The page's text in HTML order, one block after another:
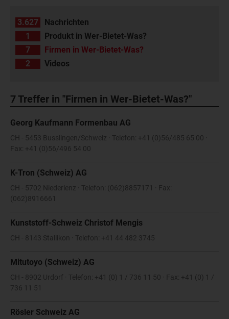
3.627
Nachrichten
1
Produkt in Wer-Bietet-Was?
7
Firmen in Wer-Bietet-Was?
2
Videos
7Treffer in "Firmen in Wer-Bietet-Was?"
Georg Kaufmann Formenbau AG
CH - 5453 Busslingen/Schweiz · Telefon: +41 (0)56/485 65 00 ·
Fax: +41 (0)56/496 54 00
K-Tron (Schweiz) AG
CH - 5702 Niederlenz · Telefon: (062)8857171 · Fax:
(062)8916661
Kunststoff-Schweiz Christof Mengis
CH - 8143 Stallikon · Telefon: +41 44 482 3745
Mitutoyo (Schweiz) AG
CH - 8902 Urdorf · Telefon: +41 (0) 1 / 736 11 50 · Fax: +41 (0) 1 /
736 11 51
Rösler Schweiz AG